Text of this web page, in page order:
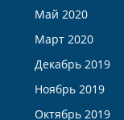
Май 2020
Март 2020
Декабрь 2019
Ноябрь 2019
Октябрь 2019